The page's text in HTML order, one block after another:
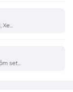
set...